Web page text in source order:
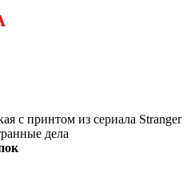
с принтом из сериала Stranger
дела